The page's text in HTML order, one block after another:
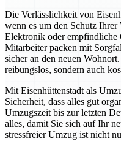
Die Verlässlichkeit von
wenn es um den Schutz
Elektronik oder empfindliche
Mitarbeiter packen mit
sicher an den neuen
reibungslos, sondern auch
Mit Eisenhüttenstadt als
Sicherheit, dass alles gut
Umzugszeit bis zur letzten
alles, damit Sie sich auf Ihr
stressfreier Umzug ist nicht